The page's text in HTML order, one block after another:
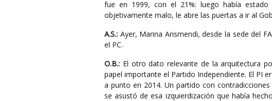
fue en 1999, con el 21%: luego había
objetivamente malo, le abre las puertas a ir al
A.S.: Ayer, Marina Arismendi, desde la sede del
el PC.
O.B.: El otro dato relevante de la arquitectura
papel importante el Partido Independiente. El PI
a punto en 2014. Un partido con contradicciones
se asustó de esa izquierdización que había